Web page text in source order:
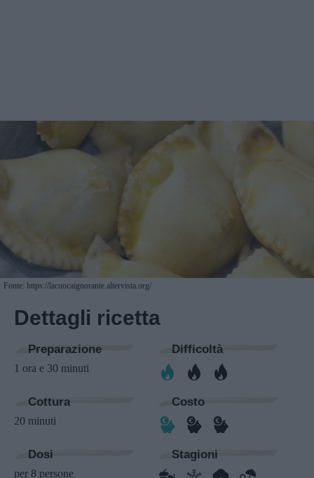
Fonte: https://lacuocaignorante.altervista.org/
Dettagli ricetta
Preparazione
1 ora e 30 minuti
Difficoltà
Cottura
20 minuti
Costo
Dosi
per 8 persone
Stagioni